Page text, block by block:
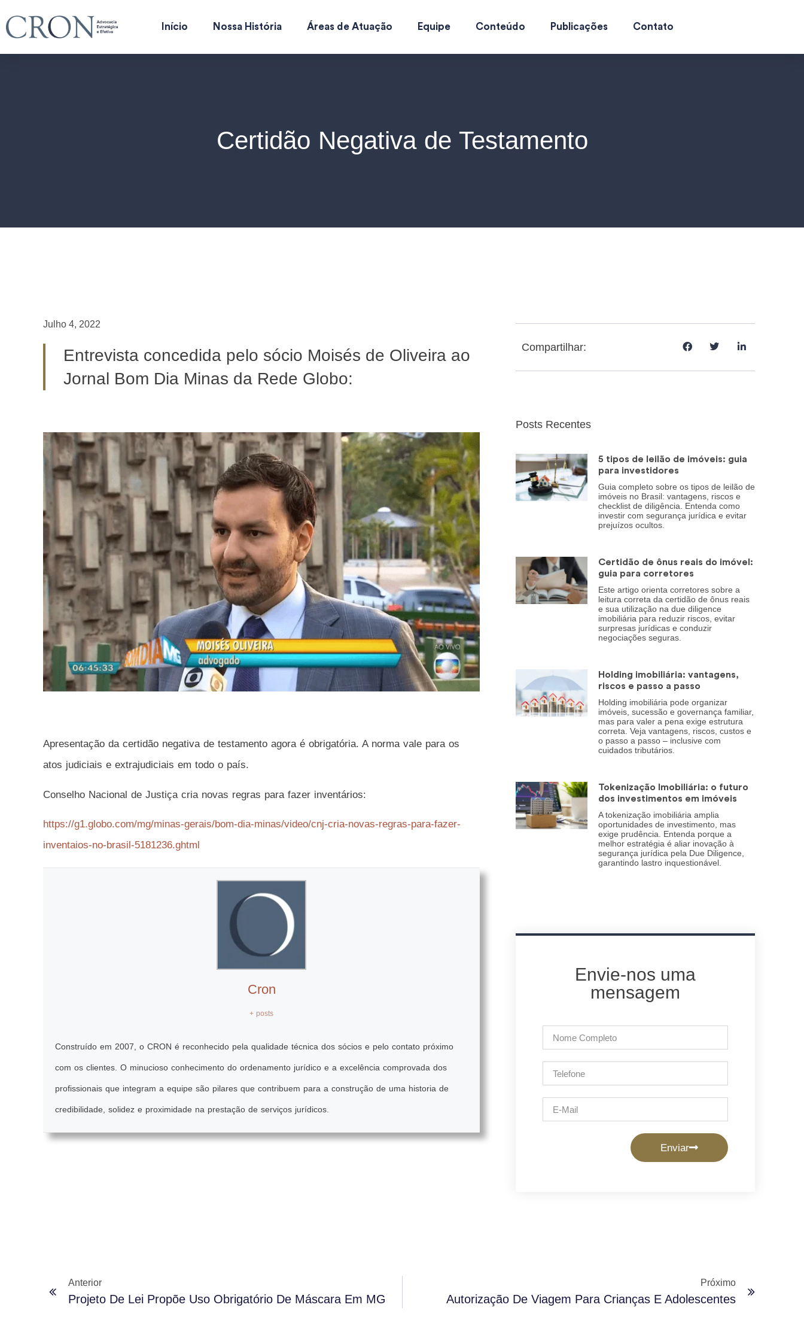
Início Nossa História Áreas de Atuação Equipe Conteúdo Publicações Contato
Certidão Negativa de Testamento
Julho 4, 2022
Entrevista concedida pelo sócio Moisés de Oliveira ao
Jornal Bom Dia Minas da Rede Globo:
Apresentação da certidão negativa de testamento agora é obrigatória. A norma vale para os
atos judiciais e extrajudiciais em todo o país.
Conselho Nacional de Justiça cria novas regras para fazer inventários:
https://g1.globo.com/mg/minas-gerais/bom-dia-minas/video/cnj-cria-novas-regras-para-fazer-
inventaios-no-brasil-5181236.ghtml
Cron
+ posts
Construído em 2007, o CRON é reconhecido pela qualidade técnica dos sócios e pelo contato próximo
com os clientes. O minucioso conhecimento do ordenamento jurídico e a excelência comprovada dos
profissionais que integram a equipe são pilares que contribuem para a construção de uma historia de
credibilidade, solidez e proximidade na prestação de serviços jurídicos.
Compartilhar:
Posts Recentes
5 tipos de leilão de imóveis: guia
para investidores
Guia completo sobre os tipos de leilão de
imóveis no Brasil: vantagens, riscos e
checklist de diligência. Entenda como
investir com segurança jurídica e evitar
prejuízos ocultos.
Certidão de ônus reais do imóvel:
guia para corretores
Este artigo orienta corretores sobre a
leitura correta da certidão de ônus reais
e sua utilização na due diligence
imobiliária para reduzir riscos, evitar
surpresas jurídicas e conduzir
negociações seguras.
Holding imobiliária: vantagens,
riscos e passo a passo
Holding imobiliária pode organizar
imóveis, sucessão e governança familiar,
mas para valer a pena exige estrutura
correta. Veja vantagens, riscos, custos e
o passo a passo – inclusive com
cuidados tributários.
Tokenização Imobiliária: o futuro
dos investimentos em imóveis
A tokenização imobiliária amplia
oportunidades de investimento, mas
exige prudência. Entenda porque a
melhor estratégia é aliar inovação à
segurança jurídica pela Due Diligence,
garantindo lastro inquestionável.
Envie-nos uma
mensagem
Enviar
Anterior
Projeto De Lei Propõe Uso Obrigatório De Máscara Em MG
Próximo
Autorização De Viagem Para Crianças E Adolescentes